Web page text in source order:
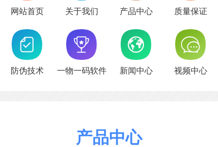
网站首页 关于我们 产品中心 质量保证
防伪技术 一物一码软件 新闻中心 视频中心
产品中心